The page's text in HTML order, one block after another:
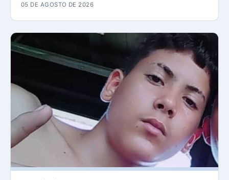
05 DE AGOSTO DE 2026